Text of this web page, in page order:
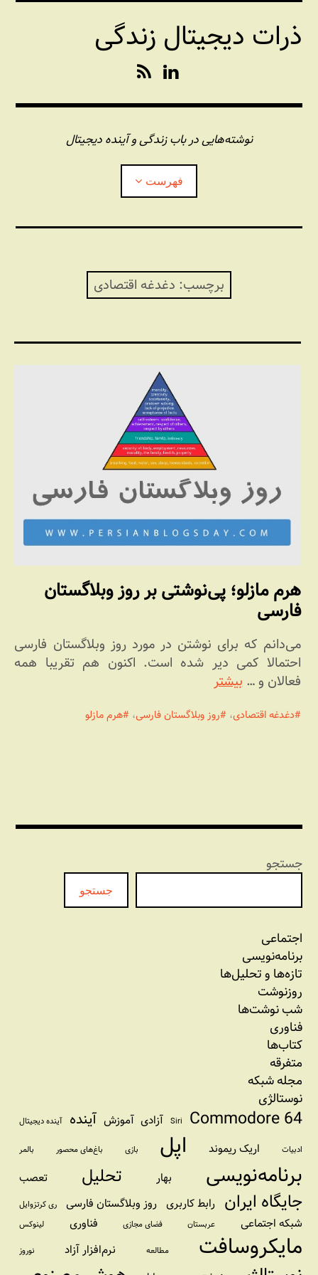
رفتن
محتواذرات دیجیتال زندگی
n
k
e
d
I
n
S
نوشته‌هایی در باب زندگی و آینده دیجیتال
فهرست
برچسب: دغدغه اقتصادی
هرم مازلو؛ پی‌نوشتی بر روز وبلاگستان
فارسی
می‌دانم که برای نوشتن در مورد روز وبلاگستان فارسی
احتمالا کمی دیر شده است. اکنون هم تقریبا همه
فعالان و …بیشتر
دغدغه اقتصادی، روز وبلاگستان فارسی، هرم مازلو
جستجو
جستجو
اجتماعی
برنامه‏‌نویسی
تازه‌‌ها و تحلیل‌ها
روزنوشت
شب نوشت‌ها
فناوری
کتاب‌ها
متفرقه
مجله شبکه
نوستالژی
Commodore 64
Siri آزادی آموزش آینده آینده دیجیتال
ادبیات اریک ریموند اپل بازی باغ‌های محصور بالمر
برنامه‌نویسی بهار تحلیل تعصب
جایگاه ایران رابط کاربری روز وبلاگستان فارسی ری کرتزوایل
شبکه اجتماعی عربستان فضای مجازی فناوری لینوکس
مایکروسافت مطالعه نرم‌افزار آزاد نوروز